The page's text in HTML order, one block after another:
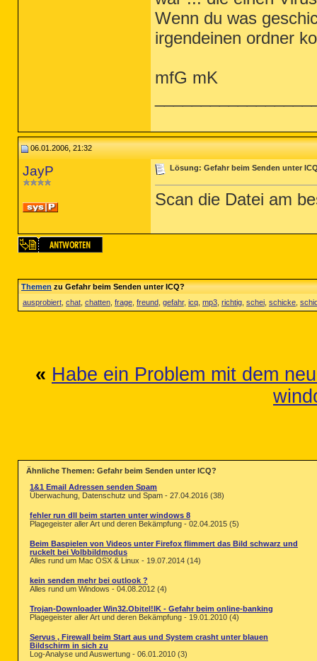
Wenn du was
irgendeinen ordner
mfG mK
06.01.2006, 21:32
JayP Lösung: Gefahr beim Senden unter
Scan die Datei am
Themenzu Gefahr beim Senden unter ICQ?
ausprobiert chat chatten frage freund gefahr, icq mp3 richtig schei schicke
« Habe ein Problem mit dem
Ähnliche Themen: Gefahr beim Senden unter ICQ?
1&1 Email Adressen senden Spam
Überwachung, Datenschutz und Spam - 27.04.2016 (38)
fehler run dll beim starten unter windows 8
Plagegeister aller Art und deren Bekämpfung - 02.04.2015 (5)
Beim Baspielen von Videos unter Firefox flimmert das Bild schwarz und
ruckelt bei Volbbildmodus
Alles rund um Mac OSX & Linux - 19.07.2014 (14)
kein senden mehr bei outlook ?
Alles rund um Windows - 04.08.2012 (4)
Trojan-Downloader Win32.Obitel!IK - Gefahr beim online-banking
Plagegeister aller Art und deren Bekämpfung - 19.01.2010 (4)
Servus , Firewall beim Start aus und System crasht unter blauen
Bildschirm in sich zu
Log-Analyse und Auswertung - 06.01.2010 (3)